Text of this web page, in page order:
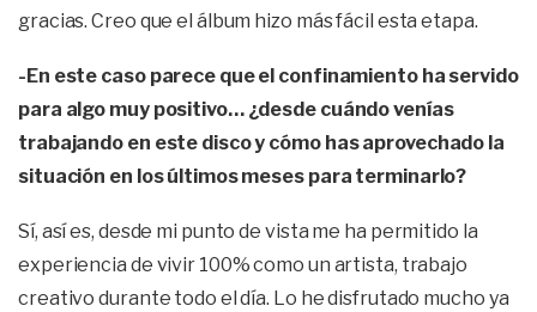
gracias. Creo que el álbum hizo más fácil esta etapa.
-En este caso parece que el confinamiento ha servido
para algo muy positivo… ¿desde cuándo venías
trabajando en este disco y cómo has aprovechado la
situación en los últimos meses para terminarlo?
Sí, así es, desde mi punto de vista me ha permitido la
experiencia de vivir 100% como un artista, trabajo
creativo durante todo el día. Lo he disfrutado mucho ya